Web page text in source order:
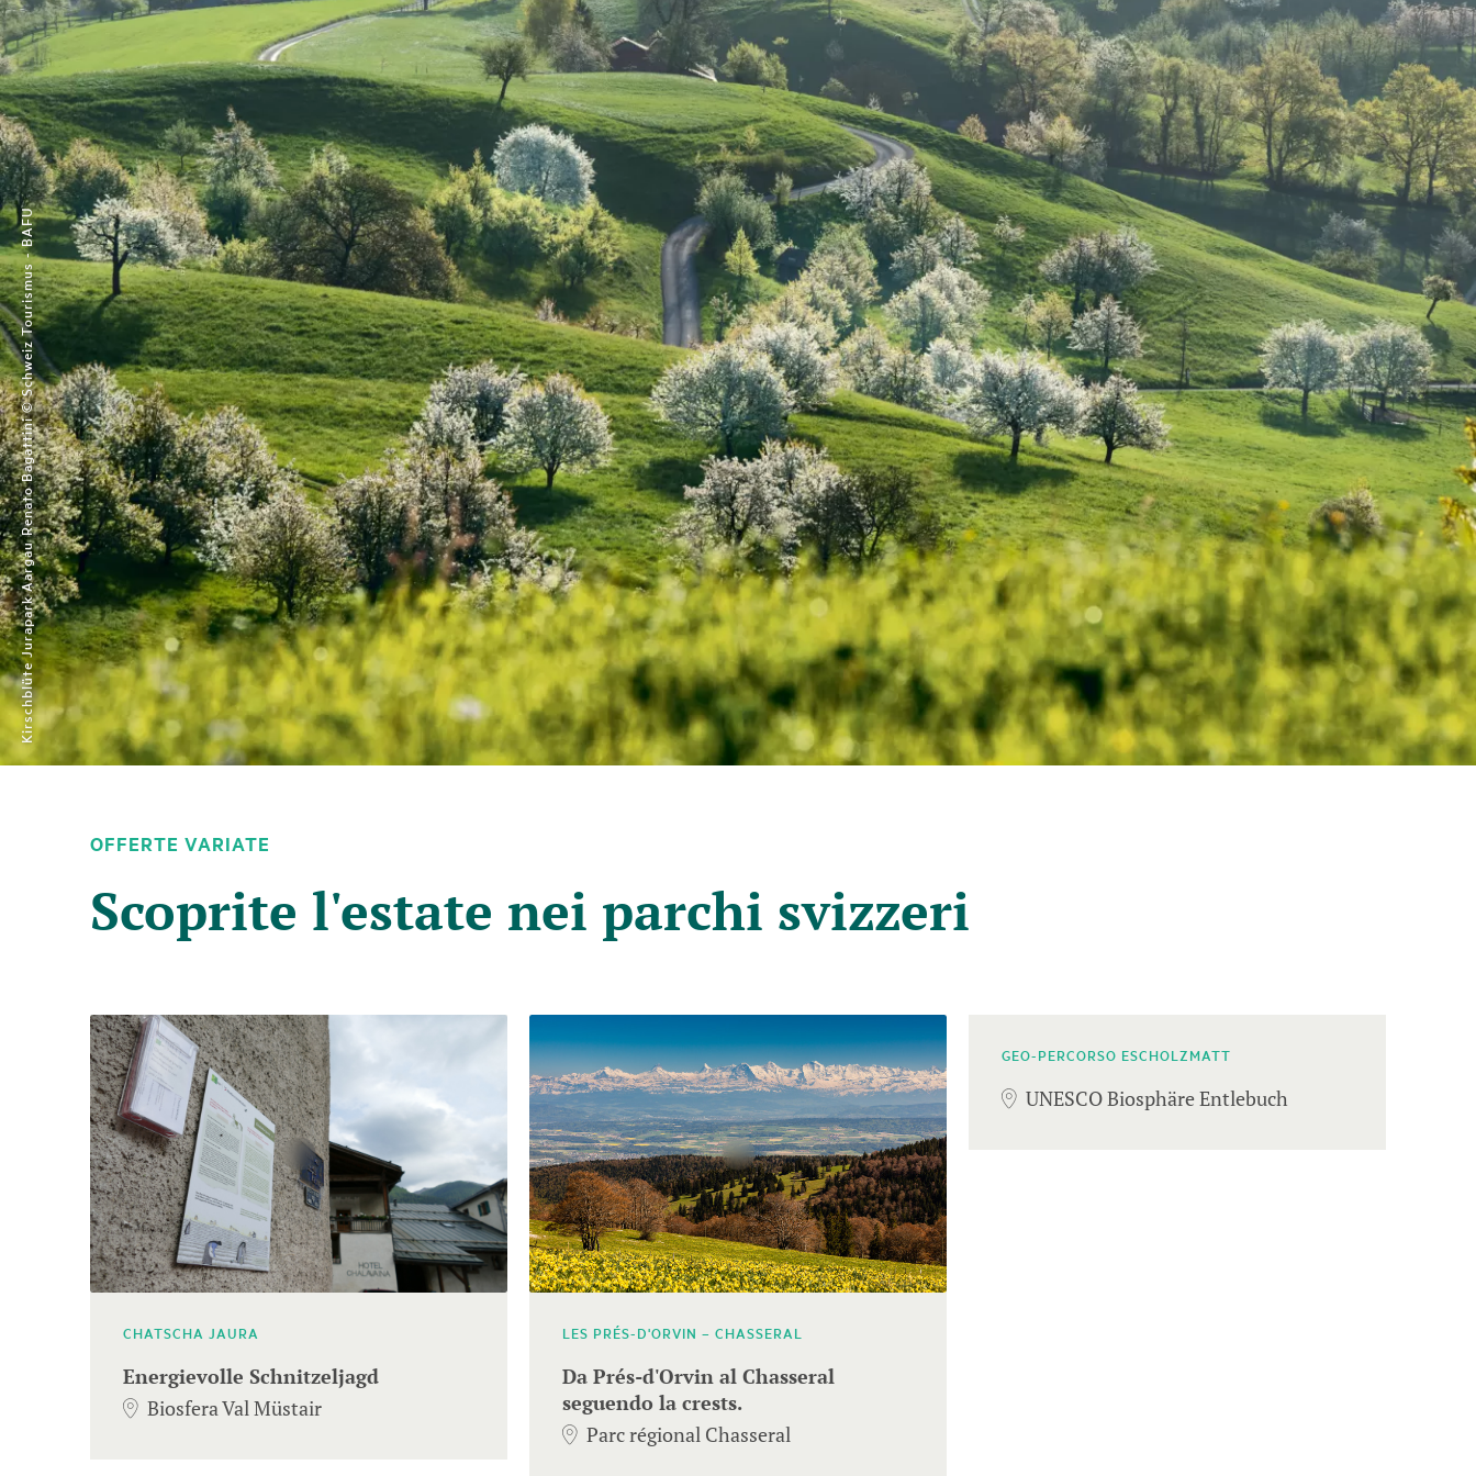
Kirschblüte Jurapark Aargau
Renato Bagattini © Schweiz Tourismus - BAFU
Scoprite l'estate nei parchi svizzeri
OFFERTE VARIATE
Segue
elemento
diverse
voci.
Utilizzare
i
tasti
freccia
per
navigare.
CHATSCHA JAURA
Energievolle Schnitzeljagd
Biosfera Val Müstair
LES PRÉS-D'ORVIN – CHASSERAL
Da Prés-d'Orvin al Chasseral
seguendo la crests.
Parc régional Chasseral
GEO-PERCORSO ESCHOLZMATT
UNESCO Biosphäre Entlebuch